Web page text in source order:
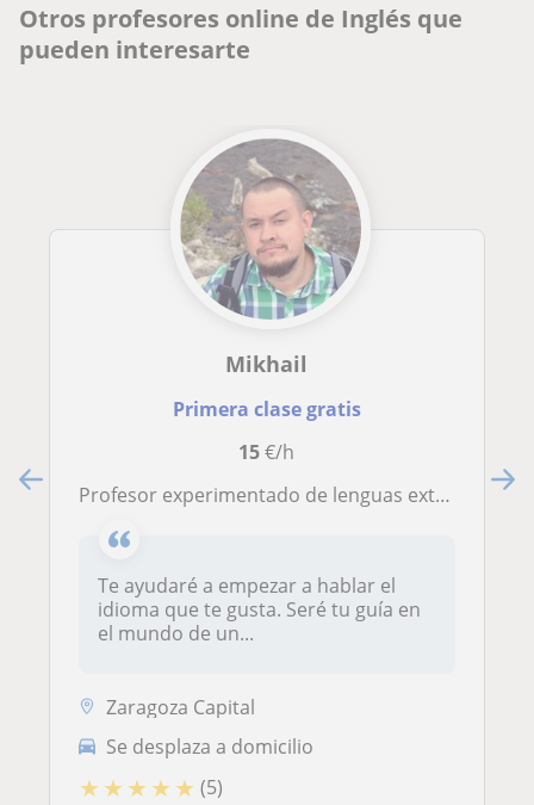
Otros profesores online de Inglés que
pueden interesarte
Mikhail
Primera clase gratis
15€/h
Profesor experimentado de lenguas extranjeras (inglés, francés, español, ruso, islandés) con 7 años de experiencia. Ofrezco clases particulares online en el idioma que te interese. Para niños y adultos
Te ayudaré a empezar a hablar el
idioma que te gusta. Seré tu guía en
el mundo de un...
Zaragoza Capital
Se desplaza a domicilio
★ ★ ★ ★ ★ (5)